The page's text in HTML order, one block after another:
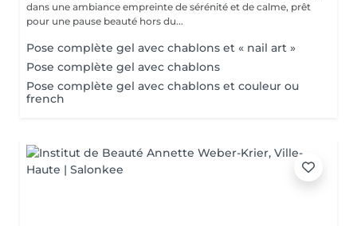
dans une ambiance empreinte de sérénité et de calme, prêt
pour une pause beauté hors du...
Pose complète gel avec chablons et « nail art »
Pose complète gel avec chablons
Pose complète gel avec chablons et couleur ou
french